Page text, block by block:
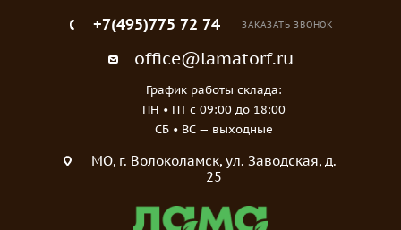
+7(495)775 72 74 ЗАКАЗАТЬ ЗВОНОК
office@lamatorf.ru
График работы склада:
ПН • ПТ c 09:00 до 18:00
СБ • ВС — выходные
МO, г. Волоколамск, ул. Заводская, д.
25